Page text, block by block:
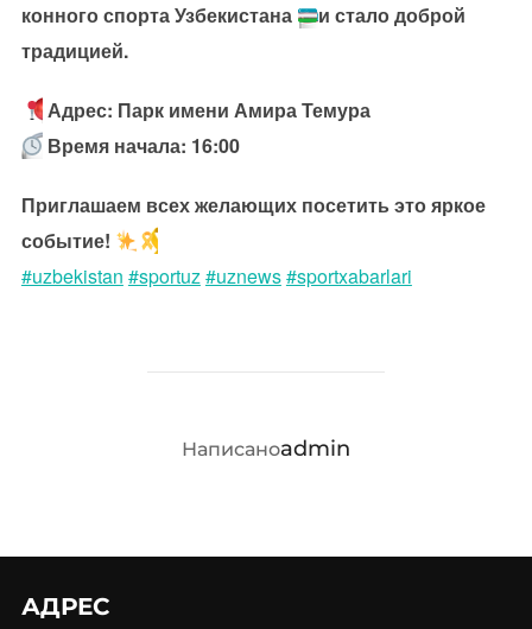
конного спорта Узбекистана
и стало доброй
традицией.
Адрес: Парк имени Амира Темура
Время начала: 16:00
Приглашаем всех желающих посетить это яркое
событие!
#uzbekistan #sportuz#uznews#sportxabarlari
АВТОР ЗАПИСИ
Написаноadmin
АДРЕС